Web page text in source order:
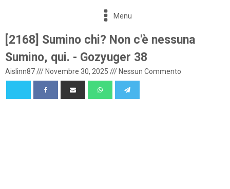
Menu
[2168] Sumino chi? Non c'è nessuna
Sumino, qui. - Gozyuger 38
Aislinn87/// Novembre 30, 2025 /// Nessun Commento